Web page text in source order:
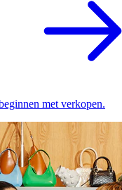
met verkopen.